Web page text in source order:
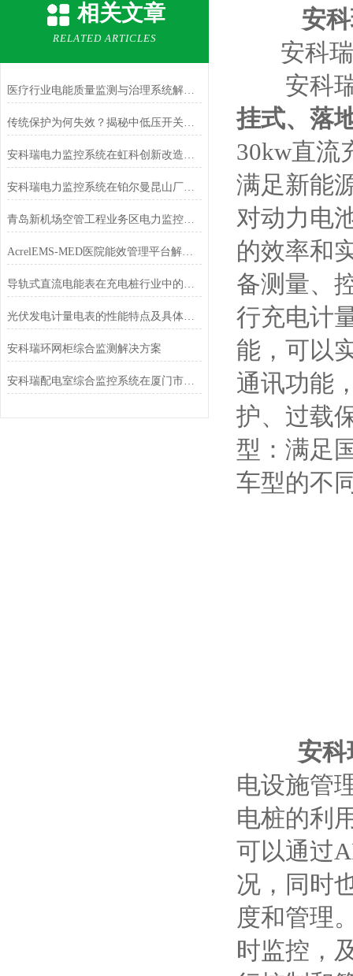
相关文章
RELATED ARTICLES
医疗行业电能质量监测与治理系统解决方案
传统保护为何失效？揭秘中低压开关柜弧光故障的“隐形杀手”
安科瑞电力监控系统在虹科创新改造项目的应用
安科瑞电力监控系统在铂尔曼昆山厂房项目的设计与应用
青岛新机场空管工程业务区电力监控和能耗监测的设计与应用
AcrelEMS-MED医院能效管理平台解决方案
导轨式直流电能表在充电桩行业中的应用
光伏发电计量电表的性能特点及具体应用场景
安科瑞环网柜综合监测解决方案
安科瑞配电室综合监控系统在厦门市青少年足球训练中心训练场项目中的应用
安
安科瑞
安科瑞
挂式、落
30kw直流
满足新能
对动力电
的效率和
备测量、
行充电计
能，可以
通讯功能
护、过载
型：满足
车型的不
安
电设施管
电桩的利
可以通过
况，同时
度和管理
时监控，